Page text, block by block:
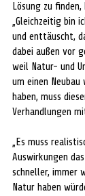
Lösung zu
„Gleichzeitig bin
und enttäuscht,
dabei außen vor
weil Natur- und
um einen
haben, muss
Verhandlungen
„Es muss
Auswirkungen
schneller, immer
Natur haben